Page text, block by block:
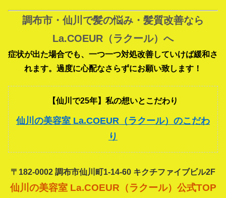
調布市・仙川で髪の悩み・髪質改善なら
La.COEUR（ラクール）へ
症状が出た場合でも、一つ一つ対処改善していけば緩和さ
れます。過度に心配なさらずにお願い致します！
【仙川で25年】私の想いとこだわり
仙川の美容室 La.COEUR（ラクール）のこだわ
り
〒182-0002 調布市仙川町1-14-60 キクチファイブビル2F
仙川の美容室 La.COEUR（ラクール）公式TOP